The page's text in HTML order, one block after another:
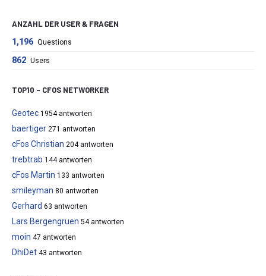
ANZAHL DER USER & FRAGEN
1,196 Questions
862 Users
TOP10 – CFOS NETWORKER
Geotec 1954 antworten
baertiger 271 antworten
cFos Christian 204 antworten
trebtrab 144 antworten
cFos Martin 133 antworten
smileyman 80 antworten
Gerhard 63 antworten
Lars Bergengruen 54 antworten
moin 47 antworten
DhiDet 43 antworten